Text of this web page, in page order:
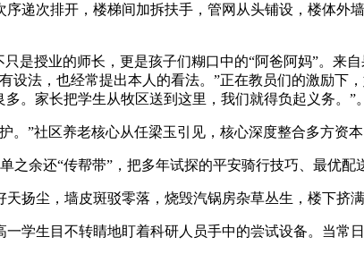
次排开，楼梯间加拆扶手，管网从头铺设，楼体外
授业的师长，更是孩子们糊口中的“阿爸阿妈”。来
法，也经常提出本人的看法。”正在教员们的激励下
。家长把学生从牧区送到这里，我们就得负起义务。”。
社区养老核心从任梁玉引见，核心深度整合多方资本
余还“传帮带”，把多年试探的平安骑行技巧、最优配
尘，墙皮斑驳零落，烧毁汽锅房杂草丛生，楼下挤满
生目不转睛地盯着科研人员手中的尝试设备。当常